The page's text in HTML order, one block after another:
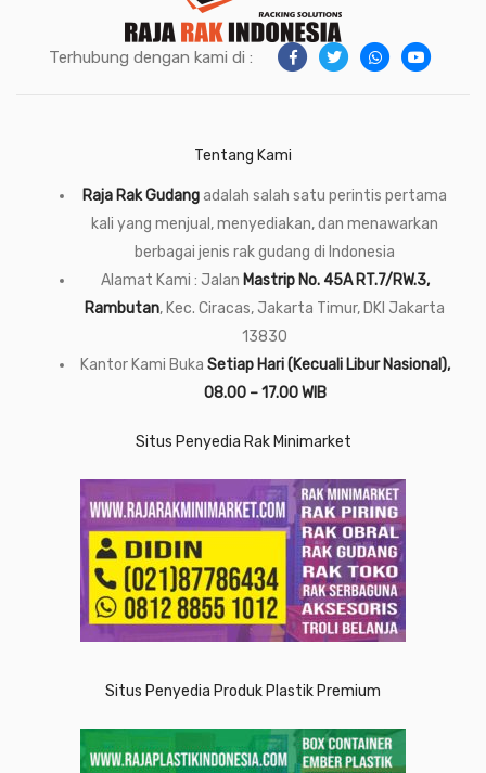
Terhubung dengan kami di :
Tentang Kami
Raja Rak Gudangadalah salah satu perintis pertama
kali yang menjual, menyediakan, dan menawarkan
berbagai jenis rak gudang di Indonesia
Alamat Kami : Jalan Mastrip No. 45A RT.7/RW.3,
Rambutan, Kec. Ciracas, Jakarta Timur, DKI Jakarta
13830
Kantor Kami Buka Setiap Hari (Kecuali Libur Nasional),
08.00 – 17.00 WIB
Situs Penyedia Rak Minimarket
Situs Penyedia Produk Plastik Premium